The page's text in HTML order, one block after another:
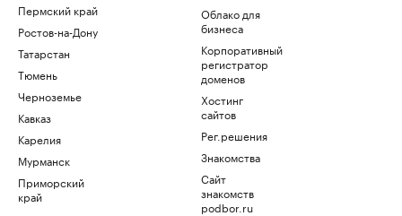
Пермский край
Ростов-на-Дону
Татарстан
Тюмень
Черноземье
Кавказ
Карелия
Мурманск
Приморский
край
Облако для
бизнеса
Корпоративный
регистратор
доменов
Хостинг
сайтов
Рег.решения
Знакомства
Сайт
знакомств
podbor.ru